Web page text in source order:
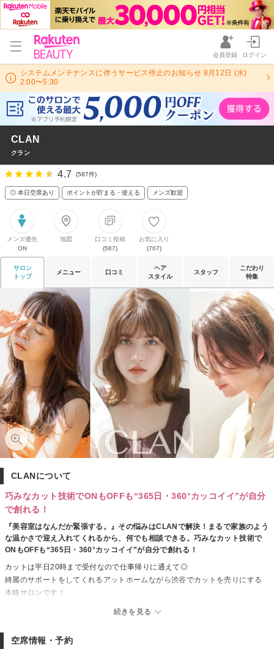
会員登録 ログイン
システムメンテナンスに伴うサービス停止のお知らせ 8月12日 (水)
2:00〜5:30
CLAN
クラン
4.7 (587件)
◎ 本日空席あり ポイントが貯まる・使える メンズ歓迎
メンズ優先
ON
地図
口コミ投稿
(587)
お気に入り
(707)
サロン
トップ
メニュー 口コミ
ヘア
スタイル
スタッフ
こだわり
特集
CLANについて
巧みなカット技術でONもOFFも“365日・360°カッコイイ”が自分
で創れる！
『美容室はなんだか緊張する。』その悩みはCLANで解決！まるで家族のよう
な温かさで迎え入れてくれるから、何でも相談できる。巧みなカット技術で
ONもOFFも“365日・360°カッコイイ”が自分で創れる！
続きを見る
カットは平日20時まで受付なので仕事帰りに通えて◎
綺麗のサポートをしてくれるアットホームながら渋谷でカットを売りにする
本格サロンです！
という名前をつけました。経験豊富なスタッフが本物の技術と心を込めたお
空席情報・予約